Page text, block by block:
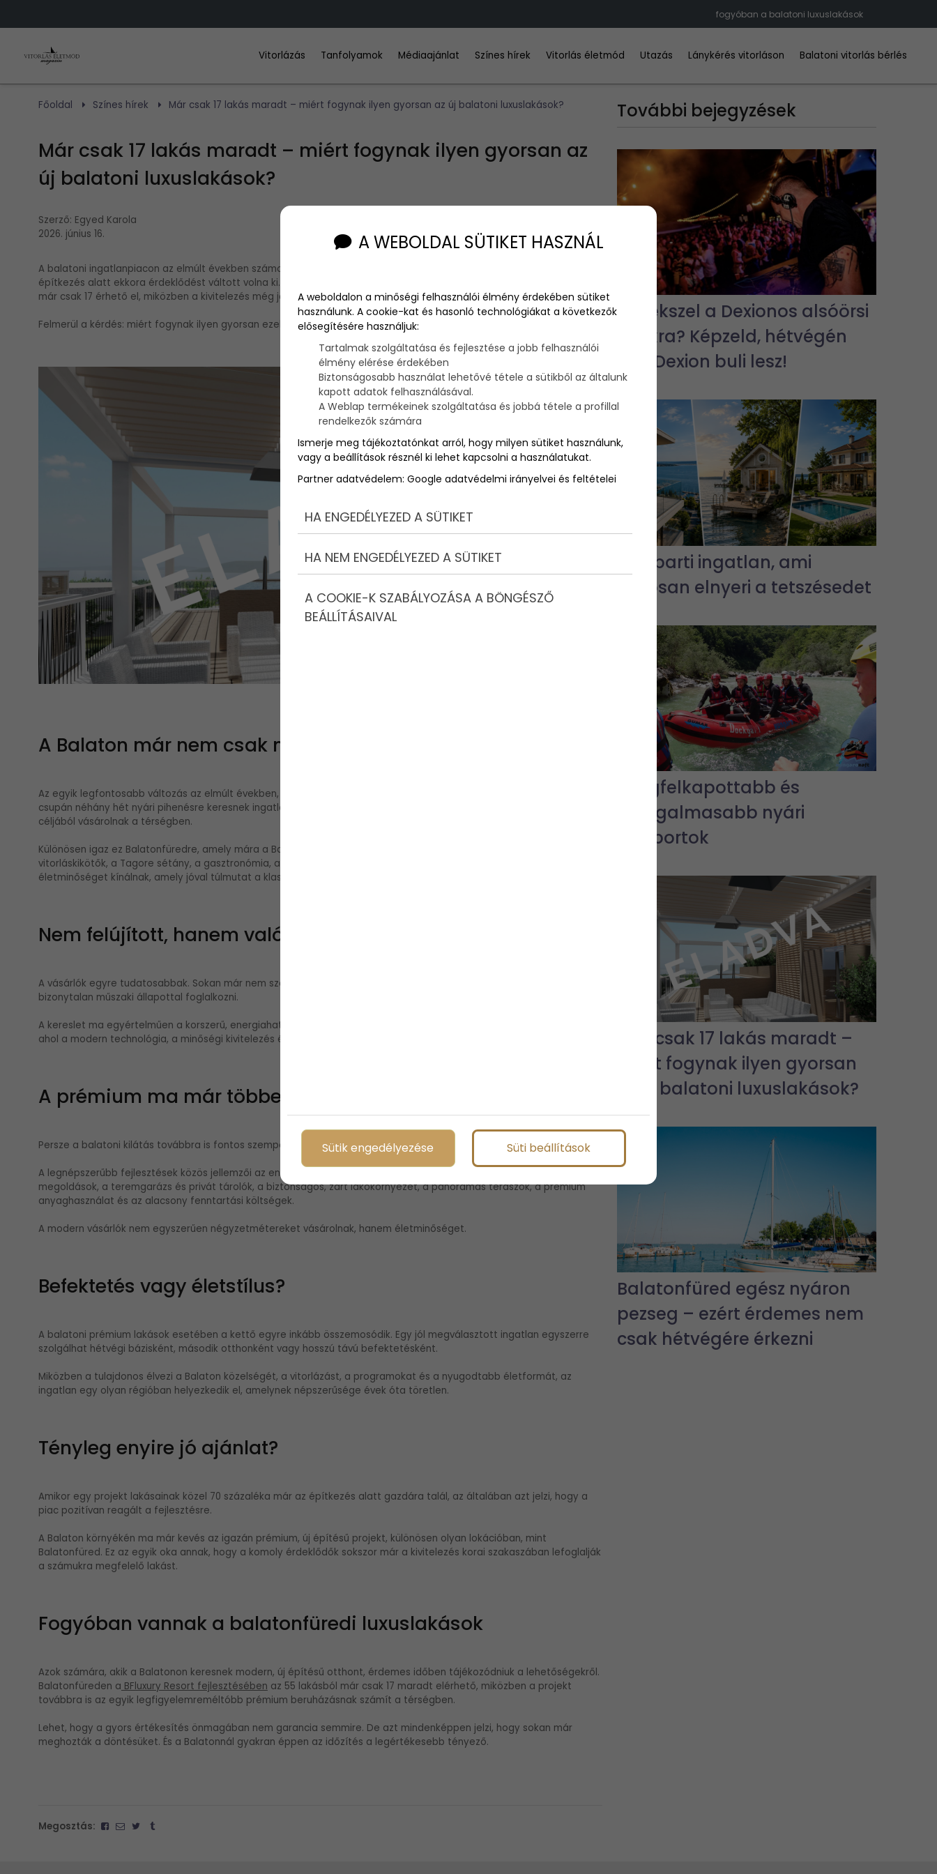
fogyóban a balatoni luxuslakások
Vitorlázás Tanfolyamok Médiaajánlat Színes hírek Vitorlás életmód Utazás Lánykérés vitorláson Balatoni vitorlás bérlés
Főoldal Színes hírek Már csak 17 lakás maradt – miért fogynak ilyen gyorsan az új balatoni luxuslakások?
Már csak 17 lakás maradt – miért fogynak ilyen gyorsan az
új balatoni luxuslakások?
Szerző: Egyed Karola
2026. június 16.
A balatoni ingatlanpiacon az elmúlt években számos új fejlesztés indult, de kevés olyan projekt akad, amely már az
építkezés alatt ekkora érdeklődést váltott volna ki. Balatonfüred egyik legújabb prémium lakóparkjában az 55 lakásból
már csak 17 érhető el, miközben a kivitelezés még javában zajlik.
Felmerül a kérdés: miért fogynak ilyen gyorsan ezek az ingatlanok?
A Balaton már nem csak nyaralóhely
Az egyik legfontosabb változás az elmúlt években, hogy a Balaton szerepe jelentősen átalakult. Egyre többen nem
csupán néhány hét nyári pihenésre keresnek ingatlant, hanem második otthonként vagy akár hosszabb távú lakhatás
céljából vásárolnak a térségben.
Különösen igaz ez Balatonfüredre, amely mára a Balaton egyik legértékesebb és legkeresettebb városává vált. A
vitorláskikötők, a Tagore sétány, a gasztronómia, a kulturális programok és az egész éves infrastruktúra együtt olyan
életminőséget kínálnak, amely jóval túlmutat a klasszikus nyaralóövezeteken.
Nem felújított, hanem valóban új
A vásárlók egyre tudatosabbak. Sokan már nem szeretnének felújítandó ingatlanokkal, rejtett költségekkel vagy
bizonytalan műszaki állapottal foglalkozni.
A kereslet ma egyértelműen a korszerű, energiahatékony, új építésű lakások irányába tolódik. Olyan otthonok felé,
ahol a modern technológia, a minőségi kivitelezés és a hosszú távú értékmegőrzés egyszerre jelenik meg.
A prémium ma már többet jelent a panorámánál
Persze a balatoni kilátás továbbra is fontos szempont, de a vásárlók ma már sokkal többet keresnek egy ingatlanban.
A legnépszerűbb fejlesztések közös jellemzői az energiahatékony hőszivattyús rendszerek, az okos otthon
megoldások, a teremgarázs és privát tárolók, a biztonságos, zárt lakókörnyezet, a panorámás teraszok, a prémium
anyaghasználat és az alacsony fenntartási költségek.
A modern vásárlók nem egyszerűen négyzetmétereket vásárolnak, hanem életminőséget.
Befektetés vagy életstílus?
A balatoni prémium lakások esetében a kettő egyre inkább összemosódik. Egy jól megválasztott ingatlan egyszerre
szolgálhat hétvégi bázisként, második otthonként vagy hosszú távú befektetésként.
Miközben a tulajdonos élvezi a Balaton közelségét, a vitorlázást, a programokat és a nyugodtabb életformát, az
ingatlan egy olyan régióban helyezkedik el, amelynek népszerűsége évek óta töretlen.
Tényleg enyire jó ajánlat?
Amikor egy projekt lakásainak közel 70 százaléka már az építkezés alatt gazdára talál, az általában azt jelzi, hogy a
piac pozitívan reagált a fejlesztésre.
A Balaton környékén ma már kevés az igazán prémium, új építésű projekt, különösen olyan lokációban, mint
Balatonfüred. Ez az egyik oka annak, hogy a komoly érdeklődők sokszor már a kivitelezés korai szakaszában lefoglalják
a számukra megfelelő lakást.
Fogyóban vannak a balatonfüredi luxuslakások
Azok számára, akik a Balatonon keresnek modern, új építésű otthont, érdemes időben tájékozódniuk a lehetőségekről.
Balatonfüreden a BFluxury Resort fejlesztésében az 55 lakásból már csak 17 maradt elérhető, miközben a projekt
továbbra is az egyik legfigyelemreméltóbb prémium beruházásnak számít a térségben.
Lehet, hogy a gyors értékesítés önmagában nem garancia semmire. De azt mindenképpen jelzi, hogy sokan már
meghozták a döntésüket. És a Balatonnál gyakran éppen az időzítés a legértékesebb tényező.
Megosztás:
További bejegyzések
Emlékszel a Dexionos alsóörsi
bulikra? Képzeld, hétvégén
újra Dexion buli lesz!
3 vízparti ingatlan, ami
biztosan elnyeri a tetszésedet
A legfelkapottabb és
legizgalmasabb nyári
vízisportok
Már csak 17 lakás maradt –
miért fogynak ilyen gyorsan
az új balatoni luxuslakások?
Balatonfüred egész nyáron
pezseg – ezért érdemes nem
csak hétvégére érkezni
A WEBOLDAL SÜTIKET HASZNÁL
A weboldalon a minőségi felhasználói élmény érdekében sütiket
használunk. A cookie-kat és hasonló technológiákat a következők
elősegítésére használjuk:
Tartalmak szolgáltatása és fejlesztése a jobb felhasználói
élmény elérése érdekében
Biztonságosabb használat lehetővé tétele a sütikből az általunk
kapott adatok felhasználásával.
A Weblap termékeinek szolgáltatása és jobbá tétele a profillal
rendelkezők számára
Ismerje meg tájékoztatónkat arról, hogy milyen sütiket használunk,
vagy a beállítások résznél ki lehet kapcsolni a használatukat.
Partner adatvédelem: Google adatvédelmi irányelvei és feltételei
HA ENGEDÉLYEZED A SÜTIKET
HA NEM ENGEDÉLYEZED A SÜTIKET
A COOKIE-K SZABÁLYOZÁSA A BÖNGÉSZŐ
BEÁLLÍTÁSAIVAL
Sütik engedélyezése Süti beállítások